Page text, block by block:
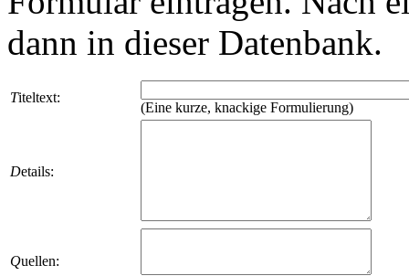
dann in dieser Datenbank.
Titeltext:
(Eine kurze, knackige Formulierung)
Details:
Quellen: